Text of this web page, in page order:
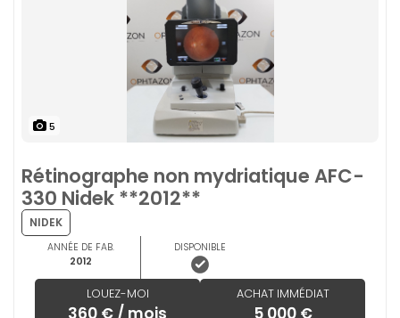
5
Rétinographe non mydriatique AFC-
330 Nidek **2012**
NIDEK
ANNÉE DE FAB.
2012
DISPONIBLE
LOUEZ-MOI
360 € / mois
ACHAT IMMÉDIAT
5 000 €